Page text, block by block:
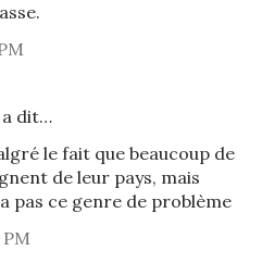
a dit…
le fait que beaucoup de
de leur pays, mais
pas ce genre de problème